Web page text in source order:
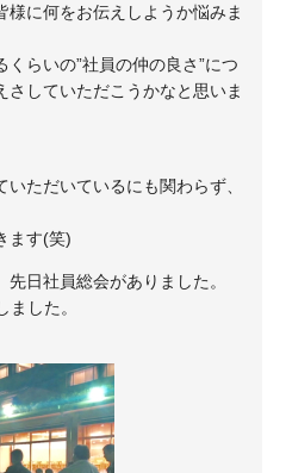
に何をお伝えしようか悩みま
らいの”社員の仲の良さ”につ
さしていただこうかなと思いま
ただいているにも関わらず、
ます(笑)
日社員総会がありました。
した。